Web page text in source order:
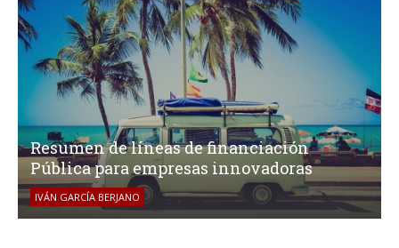
Resumen de líneas de financiación
Pública para empresas innovadoras
IVÁN GARCÍA BERJANO